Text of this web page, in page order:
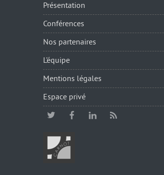
Présentation
Conférences
Nos partenaires
L’équipe
Mentions légales
Espace privé